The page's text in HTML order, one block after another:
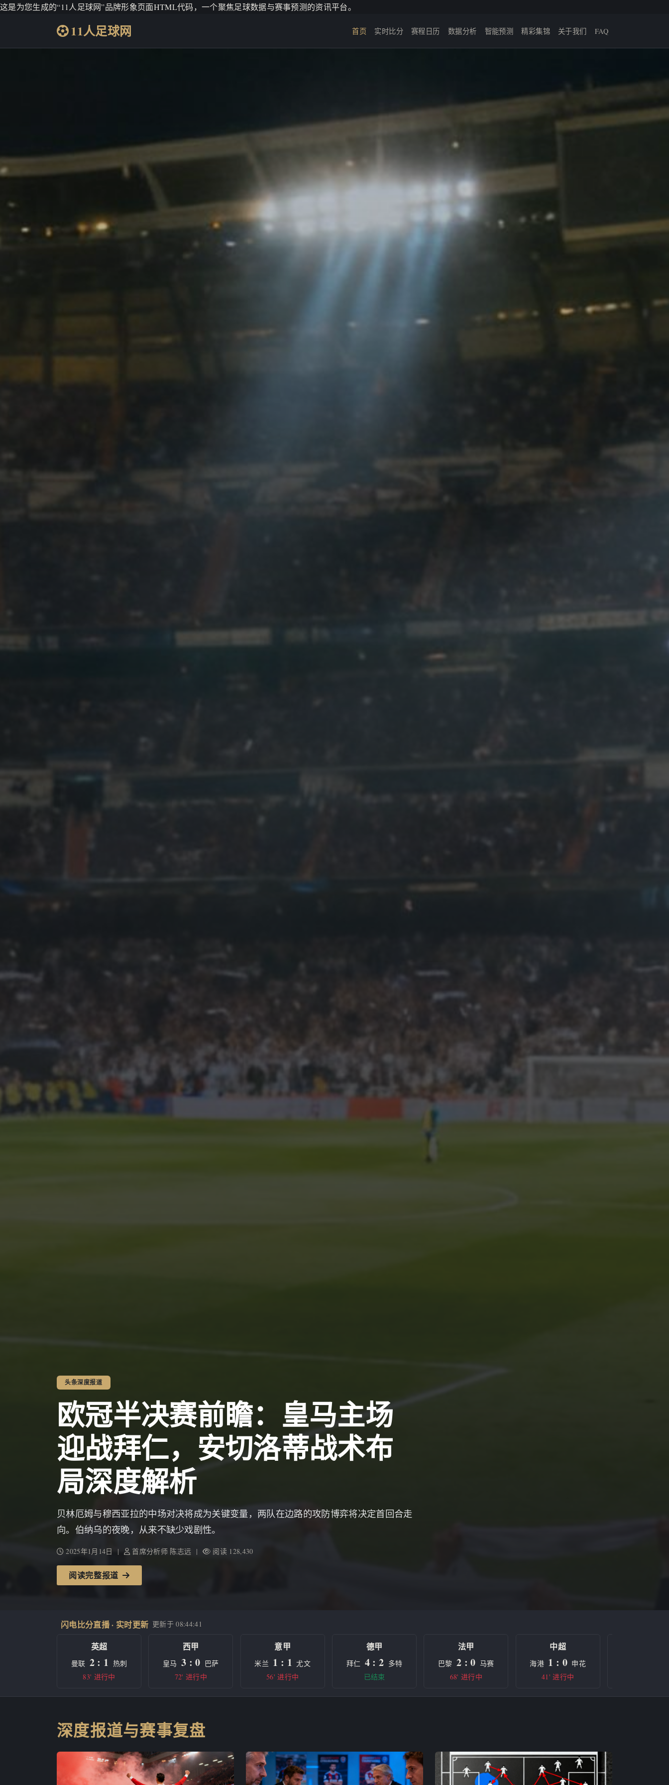
这是为您生成的“11人足球网”品牌形象页面HTML代码，一个聚焦足球数据与赛事预测的资讯平台。
11人足球网 首页 实时比分 赛程日历 数据分析 智能预测 精彩集锦 关于我们 FAQ
头条深度报道
欧冠半决赛前瞻：皇马主场
迎战拜仁，安切洛蒂战术布
局深度解析
贝林厄姆与穆西亚拉的中场对决将成为关键变量，两队在边路的攻防博弈将决定首回合走
向。伯纳乌的夜晚，从来不缺少戏剧性。
2025年1月14日 | 首席分析师 陈志远 | 阅读 128,430
阅读完整报道
闪电比分直播 · 实时更新 更新于08:44:41
英超
曼联 2 : 1 热刺
83' 进行中
西甲
皇马 3 : 0 巴萨
72' 进行中
意甲
米兰 1 : 1 尤文
56' 进行中
德甲
拜仁 4 : 2 多特
已结束
法甲
巴黎 2 : 0 马赛
68' 进行中
中超
海港 1 : 0 申花
41' 进行中
深度报道与赛事复盘